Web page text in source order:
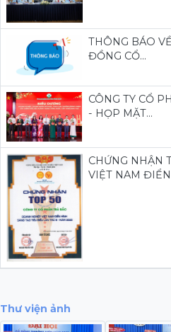
THÔNG BÁO
ĐỒNG CỔ...
CÔNG TY CỔ
- HỌP MẶT...
CHỨNG NHẬN
VIỆT NAM
Thư viện ảnh